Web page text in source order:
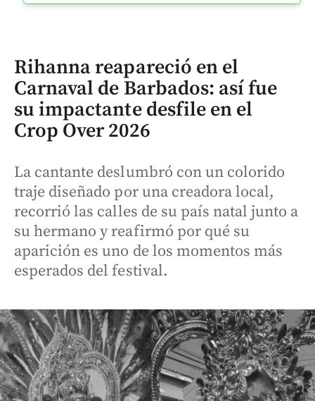
Rihanna reapareció en el
Carnaval de Barbados: así fue
su impactante desfile en el
Crop Over 2026
La cantante deslumbró con un colorido
traje diseñado por una creadora local,
recorrió las calles de su país natal junto a
su hermano y reafirmó por qué su
aparición es uno de los momentos más
esperados del festival.